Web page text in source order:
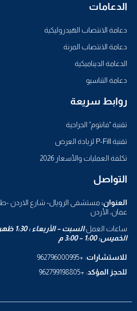
الدعامات
دعامة الانتصاب الهيدروليكية
دعامة الانتصاب المرنة
الدعامة الديناميكية
دعامة التناسيو
روابط سريعة
تقنية "فانتوم" الجراحية
تقنية P-Fill لزيادة العرض
تكلفة العمليات والأسعار 2026
التواصل
العنوان: مستشفى الرويال- شارع الاردن -ط٣,
عمان، الأردن
ساعات العمل:السبت – الأربعاء : 1:30 ظهرا – 5:00 م
الخميس: 1:00 – 3:00 م
للاستشارات: +962796000995
للحجز المؤكد: +962799198805